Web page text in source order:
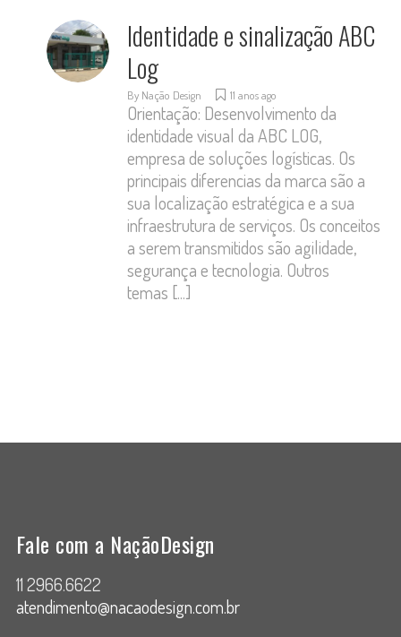
Identidade e sinalização ABC
Log
By Nação Design 11 anos ago
Orientação: Desenvolvimento da
identidade visual da ABC LOG,
empresa de soluções logísticas. Os
principais diferencias da marca são a
sua localização estratégica e a sua
infraestrutura de serviços. Os conceitos
a serem transmitidos são agilidade,
segurança e tecnologia. Outros
temas [...]
Fale com a NaçãoDesign
11 2966.6622
atendimento@nacaodesign.com.br